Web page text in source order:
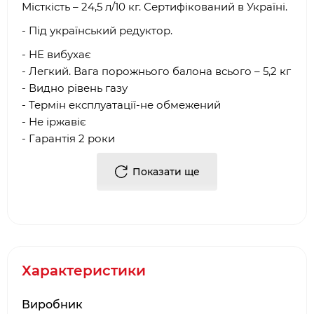
Місткість – 24,5 л/10 кг. Сертифікований в Україні.
- Під український редуктор.
- НЕ вибухає
- Легкий. Вага порожнього балона всього – 5,2 кг
- Видно рівень газу
- Термін експлуатації-не обмежений
- Не іржавіє
- Гарантія 2 роки
газовий балон HPC Research 24,5 л під укр.
магазинbbq
Показати ще
Характеристики
Виробник